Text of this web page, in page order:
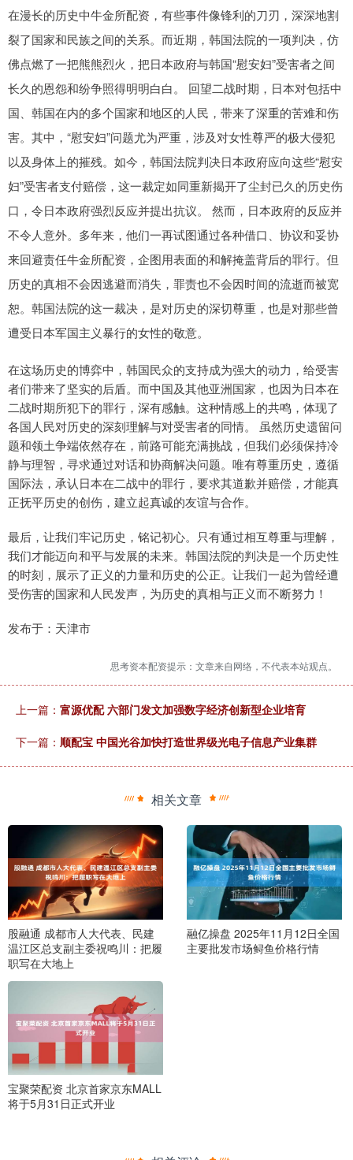
在漫长的历史中牛金所配资，有些事件像锋利的刀刃，深深地割
裂了国家和民族之间的关系。而近期，韩国法院的一项判决，仿
佛点燃了一把熊熊烈火，把日本政府与韩国“慰安妇”受害者之间
长久的恩怨和纷争照得明明白白。 回望二战时期，日本对包括中
国、韩国在内的多个国家和地区的人民，带来了深重的苦难和伤
害。其中，“慰安妇”问题尤为严重，涉及对女性尊严的极大侵犯
以及身体上的摧残。如今，韩国法院判决日本政府应向这些“慰安
妇”受害者支付赔偿，这一裁定如同重新揭开了尘封已久的历史伤
口，令日本政府强烈反应并提出抗议。 然而，日本政府的反应并
不令人意外。多年来，他们一再试图通过各种借口、协议和妥协
来回避责任牛金所配资，企图用表面的和解掩盖背后的罪行。但
历史的真相不会因逃避而消失，罪责也不会因时间的流逝而被宽
恕。韩国法院的这一裁决，是对历史的深切尊重，也是对那些曾
遭受日本军国主义暴行的女性的敬意。
在这场历史的博弈中，韩国民众的支持成为强大的动力，给受害
者们带来了坚实的后盾。而中国及其他亚洲国家，也因为日本在
二战时期所犯下的罪行，深有感触。这种情感上的共鸣，体现了
各国人民对历史的深刻理解与对受害者的同情。 虽然历史遗留问
题和领土争端依然存在，前路可能充满挑战，但我们必须保持冷
静与理智，寻求通过对话和协商解决问题。唯有尊重历史，遵循
国际法，承认日本在二战中的罪行，要求其道歉并赔偿，才能真
正抚平历史的创伤，建立起真诚的友谊与合作。
最后，让我们牢记历史，铭记初心。只有通过相互尊重与理解，
我们才能迈向和平与发展的未来。韩国法院的判决是一个历史性
的时刻，展示了正义的力量和历史的公正。让我们一起为曾经遭
受伤害的国家和人民发声，为历史的真相与正义而不断努力！
发布于：天津市
思考资本配资提示：文章来自网络，不代表本站观点。
上一篇： 富源优配 六部门发文加强数字经济创新型企业培育
下一篇： 顺配宝 中国光谷加快打造世界级光电子信息产业集群
相关文章
股融通 成都市人大代表、民建
温江区总支副主委祝鸣川：把履
职写在大地上
融亿操盘 2025年11月12日全国
主要批发市场鲟鱼价格行情
宝聚荣配资 北京首家京东MALL
将于5月31日正式开业